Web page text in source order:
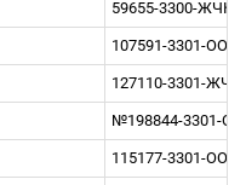
59655-3300-ЖЧК
107591-3301-OOO
127110-3301-ЖЧК
№198844-3301-
115177-3301-